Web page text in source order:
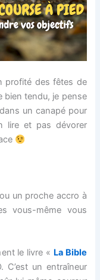
profité des fêtes de
bien tendu, je pense
un canapé pour
lire et pas dévorer
un proche accro à
vous-même vous
le livre « La Bible
C’est un entraîneur